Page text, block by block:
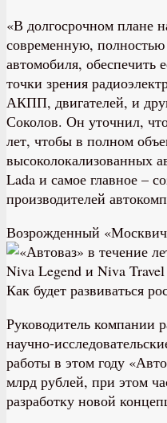
«В долгосрочном плане
современную,
автомобиля, обеспечить
точки зрения
АКПП, двигателей, и
Соколов. Он уточнил,
лет, чтобы в полном
высоколокализованных
Lada и самое главное –
производителей
Возрожденный
Как будет развиваться
Руководитель компании
научно-
работы в этом году
млрд рублей, при этом
разработку новой